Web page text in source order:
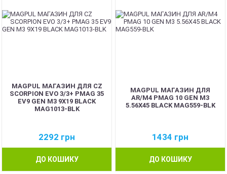
MAGPUL МАГАЗИН ДЛЯ CZ
SCORPION EVO 3/3+ PMAG 35
EV9 GEN M3 9X19 BLACK
MAG1013-BLK
2292 грн
ДО КОШИКУ
MAGPUL МАГАЗИН ДЛЯ
AR/M4 PMAG 10 GEN M3
5.56X45 BLACK MAG559-BLK
1434 грн
ДО КОШИКУ